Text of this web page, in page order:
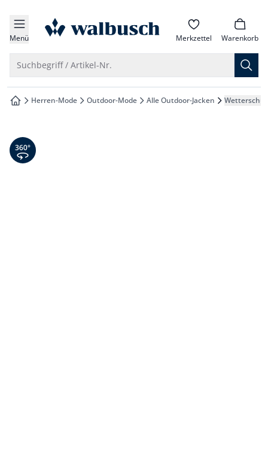
springen
springen
springen
springen
Menü zur Startseite Merkzettel Warenkorb
Suchbegriff / Artikel-Nr.
zur Startseite
Herren-Mode Outdoor-Mode Alle Outdoor-Jacken
360° Ansicht